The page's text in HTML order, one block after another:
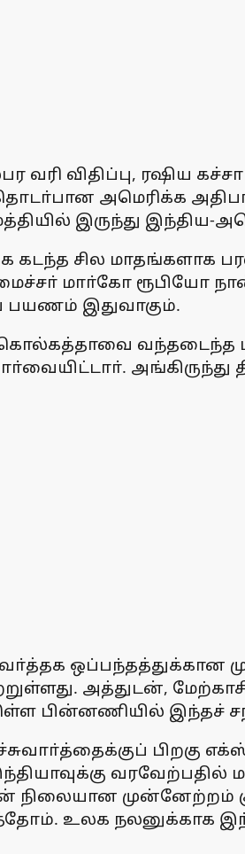
வரி விதிப்பு, ரஷிய
அமெரிக்க
இருந்து இந்திய-
கடந்த சில
மாா்கோ ரூபியோ
பயணம் இதுவாகும்.
வந்தடைந்த
அங்கிருந்து
ஒப்பந்தத்துக்கான
அத்துடன்,
பின்னணியில் இந்தச்
பிறகு
வரவேற்பதில்
நிலையான முன்னேற்றம்
உலக நலனுக்காக